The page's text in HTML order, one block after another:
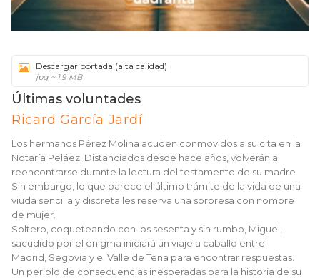
Descargar portada (alta calidad)
jpg ~ 1.9 MB
Últimas voluntades
Ricard García Jardí
Los hermanos Pérez Molina acuden conmovidos a su cita en la
Notaría Peláez. Distanciados desde hace años, volverán a
reencontrarse durante la lectura del testamento de su madre.
Sin embargo, lo que parece el último trámite de la vida de una
viuda sencilla y discreta les reserva una sorpresa con nombre
de mujer.
Soltero, coqueteando con los sesenta y sin rumbo, Miguel,
sacudido por el enigma iniciará un viaje a caballo entre
Madrid, Segovia y el Valle de Tena para encontrar respuestas.
Un periplo de consecuencias inesperadas para la historia de su